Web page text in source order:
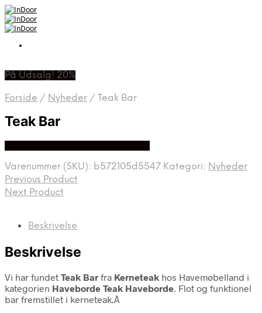
På Udsalg! 20%
Forside / Nyheder / Teak Bar
Teak Bar
Varenummer (SKU): b572105d5547 Kategori: Nyheder
Previous Product
Next Product
Beskrivelse
Beskrivelse
Vi har fundet Teak Bar fra Kerneteak hos Havemøbelland i
kategorien Haveborde Teak Haveborde. Flot og funktionel
bar fremstillet i kerneteak.Â